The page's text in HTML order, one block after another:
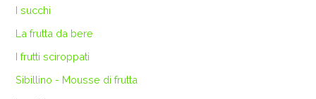
I succhi
La frutta da bere
I frutti sciroppati
Sibillino - Mousse di frutta